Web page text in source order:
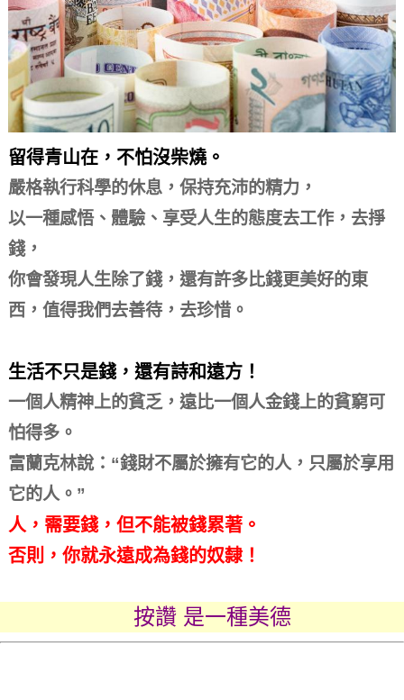
留得青山在，不怕沒柴燒。
嚴格執行科學的休息，保持充沛的精力，
以一種感悟、體驗、享受人生的態度去工作，去掙
錢，
你會發現人生除了錢，還有許多比錢更美好的東
西，值得我們去善待，去珍惜。
生活不只是錢，還有詩和遠方！
一個人精神上的貧乏，遠比一個人金錢上的貧窮可
怕得多。
富蘭克林說：“錢財不屬於擁有它的人，只屬於享用
它的人。”
人，需要錢，但不能被錢累著。
否則，你就永遠成為錢的奴隸！
按讚 是一種美德